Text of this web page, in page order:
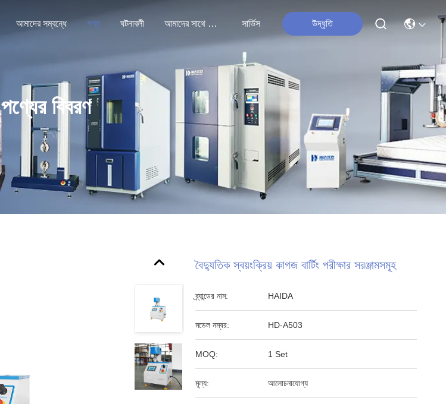
আমাদের সম্বন্ধে পণ্য ঘটনাবলী আমাদের সাথে যোগাযোগ সার্ভিস উদ্ধৃতি
পণ্যের বিবরণ
বৈদ্যুতিক স্বয়ংক্রিয় কাগজ বার্টিং পরীক্ষার সরঞ্জামসমূহ
ব্র্যান্ডের নাম: HAIDA
মডেল নম্বর: HD-A503
MOQ: 1 Set
মূল্য: আলোচনাযোগ্য